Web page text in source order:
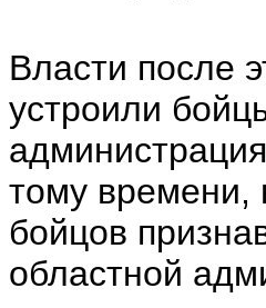
Власти после
устроили
тому времени,
бойцов
областной